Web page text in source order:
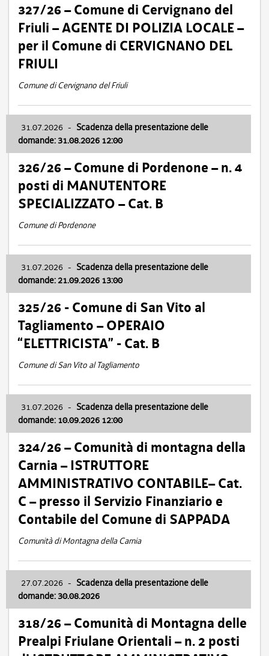
327/26 – Comune di Cervignano del
Friuli – AGENTE DI POLIZIA LOCALE –
per il Comune di CERVIGNANO DEL
FRIULI
Comune di Cervignano del Friuli
31.07.2026 - Scadenza della presentazione delle
domande: 31.08.2026 12:00
326/26 – Comune di Pordenone – n. 4
posti di MANUTENTORE
SPECIALIZZATO – Cat. B
Comune di Pordenone
31.07.2026 - Scadenza della presentazione delle
domande: 21.09.2026 13:00
325/26 - Comune di San Vito al
Tagliamento – OPERAIO
“ELETTRICISTA” - Cat. B
Comune di San Vito al Tagliamento
31.07.2026 - Scadenza della presentazione delle
domande: 10.09.2026 12:00
324/26 – Comunità di montagna della
Carnia – ISTRUTTORE
AMMINISTRATIVO CONTABILE– Cat.
C – presso il Servizio Finanziario e
Contabile del Comune di SAPPADA
Comunità di Montagna della Carnia
27.07.2026 - Scadenza della presentazione delle
domande: 30.08.2026
318/26 – Comunità di Montagna delle
Prealpi Friulane Orientali – n. 2 posti